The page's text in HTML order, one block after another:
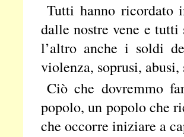
Tutti hanno ricordato
dalle nostre vene e
l’altro anche i soldi
violenza, soprusi,
Ciò che dovremmo
popolo, un popolo che
che occorre iniziare a